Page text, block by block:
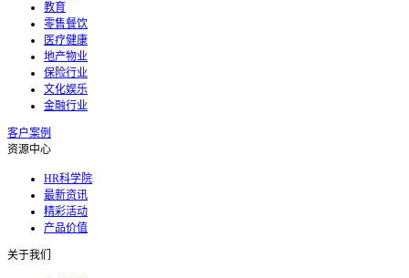
教育
零售餐饮
医疗健康
地产物业
保险行业
文化娱乐
金融行业
客户案例
资源中心
HR科学院
最新资讯
精彩活动
产品价值
关于我们